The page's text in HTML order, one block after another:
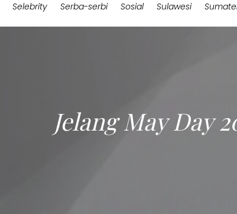
Selebrity
Serba-serbi Sosial Sulawesi
Jelang May Day